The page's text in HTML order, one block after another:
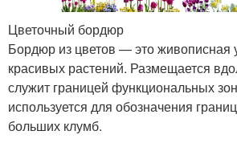
Цветочный бордюр
Бордюр из цветов — это живописная
красивых растений. Размещается
служит границей функциональных
используется для обозначения
больших клумб.